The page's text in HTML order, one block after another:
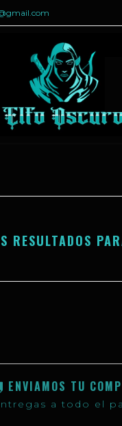
RESULTADOS
ENVIAMOS TU
a todo el